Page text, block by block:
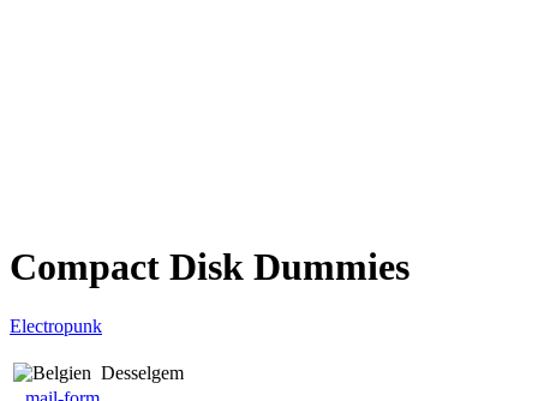
Compact Disk Dummies
Electropunk
Desselgem